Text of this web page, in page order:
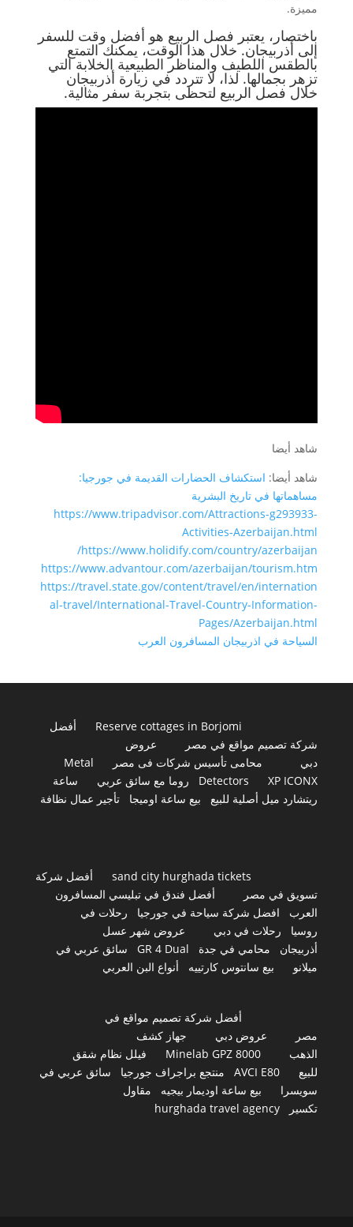
مميزة.
باختصار، يعتبر فصل الربيع هو أفضل وقت للسفر
إلى أذربيجان. خلال هذا الوقت، يمكنك التمتع
بالطقس اللطيف والمناظر الطبيعية الخلابة التي
تزهر بجمالها. لذا، لا تتردد في زيارة أذربيجان
خلال فصل الربيع لتحظى بتجربة سفر مثالية.
شاهد أيضا
شاهد أيضا: استكشاف الحضارات القديمة في جورجيا:
مساهماتها في تاريخ البشرية
https://www.tripadvisor.com/Attractions-g293933-
Activities-Azerbaijan.html
https://www.holidify.com/country/azerbaijan/
https://www.advantour.com/azerbaijan/tourism.htm
https://travel.state.gov/content/travel/en/internation
al-travel/International-Travel-Country-Information-
Pages/Azerbaijan.html
السياحة في اذربيجان المسافرون العرب
Reserve cottages in Borjomi
أفضل
شركة تصميم مواقع في مصر
عروض
دبي
محامى تأسيس شركات فى مصر
Metal
Detectors
XP ICONX روما مع سائق عربي
ساعة
ريتشارد ميل أصلية للبيع
بيع ساعة اوميجا تأجير عمال نظافة
sand city hurghada tickets
أفضل شركة
تسويق في مصر
أفضل فندق في تبليسي المسافرون
العرب
افضل شركة سياحة في جورجيا
رحلات في
روسيا
رحلات في دبي
عروض شهر عسل
أذربيجان
محامي في جدة GR 4 Dual
سائق عربي في
ميلانو
بيع سانتوس كارتييه أنواع البن العربي
أفضل شركة تصميم مواقع في
مصر
عروض دبي
جهاز كشف
الذهب
Minelab GPZ 8000
فيلل نظام شقق
للبيع
AVCI E80 منتجع براجراف جورجيا
سائق عربي في
سويسرا
بيع ساعة اوديمار بيجيه
مقاول
تكسير
hurghada travel agency